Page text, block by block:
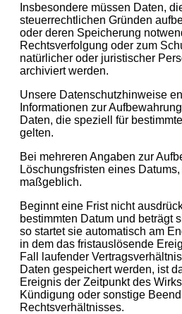
Insbesondere müssen Daten,
steuerrechtlichen Gründen
oder deren Speicherung
Rechtsverfolgung oder zum
natürlicher oder juristischer
archiviert werden.
Unsere Datenschutzhinweise
Informationen zur
Daten, die speziell für
gelten.
Bei mehreren Angaben zur
Löschungsfristen eines
maßgeblich.
Beginnt eine Frist nicht
bestimmten Datum und beträgt
so startet sie automatisch am
in dem das fristauslösende
Fall laufender
Daten gespeichert werden, ist
Ereignis der Zeitpunkt des
Kündigung oder sonstige
Rechtsverhältnisses.